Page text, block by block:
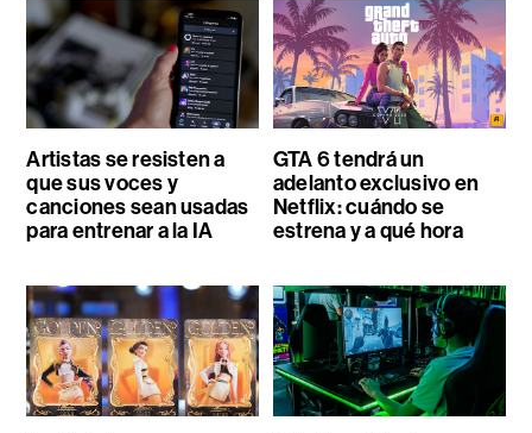
Artistas se resisten a
que sus voces y
canciones sean usadas
para entrenar a la IA
GTA 6 tendrá un
adelanto exclusivo en
Netflix: cuándo se
estrena y a qué hora